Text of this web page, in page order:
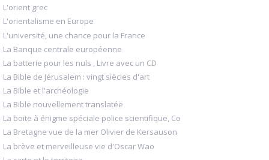
L'orient grec
L'orientalisme en Europe
L'université, une chance pour la France
La Banque centrale européenne
La batterie pour les nuls , Livre avec un CD
La Bible de Jérusalem : vingt siècles d'art
La Bible et l'archéologie
La Bible nouvellement translatée
La boite à énigme spéciale police scientifique, Co
La Bretagne vue de la mer Olivier de Kersauson
La brève et merveilleuse vie d'Oscar Wao